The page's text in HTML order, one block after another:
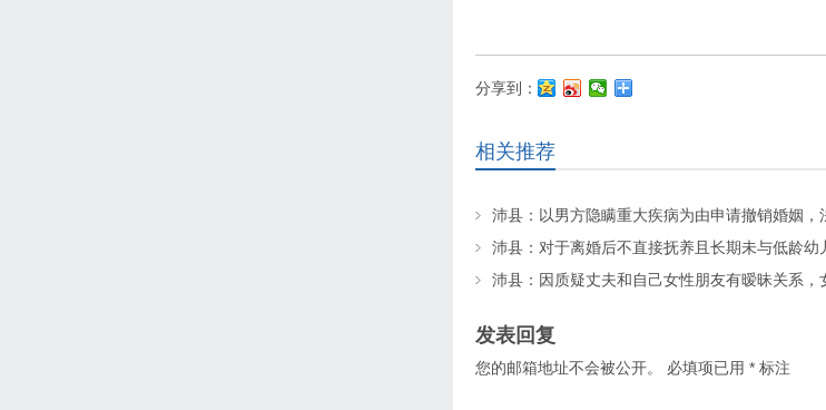
分享到：
相关推荐
发表回复
您的邮箱地址不会被公开。 必填项已用 * 标注